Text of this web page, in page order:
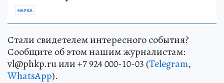
НАУКА
Стали свидетелем интересного события?
Сообщите об этом нашим журналистам:
vl@phkp.ru или +7 924 000-10-03 (Telegram,
WhatsApp).